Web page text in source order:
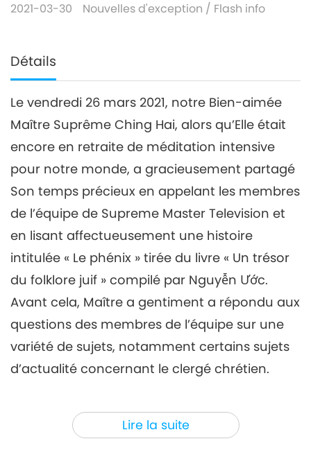
2021-03-30 Nouvelles d'exception / Flash info
Détails
Lire la suite
Le vendredi 26 mars 2021, notre Bien-aimée
Maître Suprême Ching Hai, alors qu’Elle était
encore en retraite de méditation intensive
pour notre monde, a gracieusement partagé
Son temps précieux en appelant les membres
de l’équipe de Supreme Master Television et
en lisant affectueusement une histoire
intitulée « Le phénix » tirée du livre « Un trésor
du folklore juif » compilé par Nguyễn Ước.
Avant cela, Maître a gentiment a répondu aux
questions des membres de l’équipe sur une
variété de sujets, notamment certains sujets
d’actualité concernant le clergé chrétien.
rapporté que le Vatican réaffirme sa position